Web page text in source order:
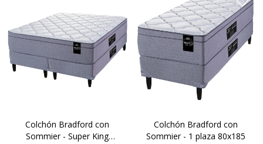
Europillow compuesto por
espumas premium y cubierto
por tejido de punto
matelaseado. Altura de
colchón 29 cm y 64 cm la
suma del colchón y el
sommier.
Colchón Bradford con
Sommier - Super King
Europillow compuesto por
espumas premium y cubierto
por tejido de punto
matelaseado. Altura de
colchón 29 cm y 64 cm la
suma del colchón y el
sommier.
Colchón Bradford con
Sommier - 1 plaza 80x185